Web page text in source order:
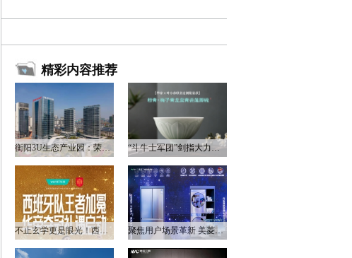
精彩内容推荐
衡阳3U生态产业园：荣电集团的政企合作新答卷 “斗牛士军团”剑指大力神杯，华帝以“一瓷一金”静候荣光
不止玄学更是眼光！西班牙队夺冠，华帝火速官宣启动兑奖福利 聚焦用户场景革新 美菱产品创新打造差异化居家体验